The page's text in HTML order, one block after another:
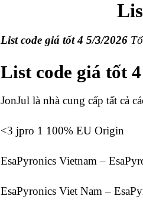
List code giá tốt 4 5/3/2026
List code giá tốt
JonJul là nhà cung cấp tất cả
<3 jpro 1 100% EU Origin
EsaPyronics Vietnam –
EsaPyronics Viet Nam –